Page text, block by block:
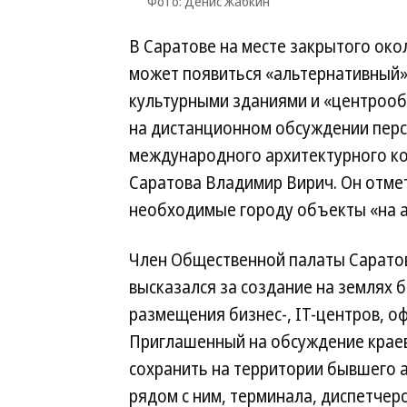
В Саратове на месте закрытого
может появиться
культурными зданиями и
на дистанционном обсуждении
международного архитектурного
Саратова Владимир Вирич. Он
необходимые городу объекты «на
Член Общественной палаты
высказался за создание на
размещения бизнес-, IT-центров,
Приглашенный на обсуждение
сохранить на территории бывшего
рядом с ним, терминала,